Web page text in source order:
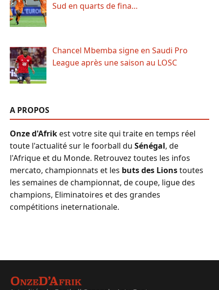
Sud en quarts de fina…
Chancel Mbemba signe en Saudi Pro
League après une saison au LOSC
A PROPOS
Onze d'Afrikest votre site qui traite en temps réel
toute l'actualité sur le foorball du Sénégal, de
l'Afrique et du Monde. Retrouvez toutes les infos
mercato, championnats et les buts des Lionstoutes
les semaines de championnat, de coupe, ligue des
champions, Eliminatoires et des grandes
compétitions ineternationale.